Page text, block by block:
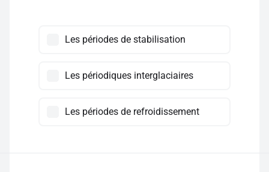
Les périodes de stabilisation
Les périodiques interglaciaires
Les périodes de refroidissement